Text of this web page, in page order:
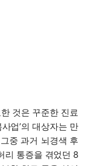
것은 꾸준한 진료
업’의 대상자는 만
중 과거 뇌경색 후
리 통증을 겪었던 8